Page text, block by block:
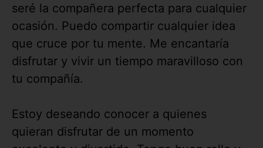
seré la compañera perfecta para cualquier
ocasión. Puedo compartir cualquier idea
que cruce por tu mente. Me encantaría
disfrutar y vivir un tiempo maravilloso con
tu compañía.
Estoy deseando conocer a quienes
quieran disfrutar de un momento